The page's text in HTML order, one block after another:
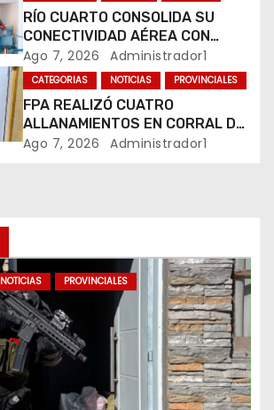
RÍO CUARTO CONSOLIDA SU
CONECTIVIDAD AÉREA CON
CUATRO VUELOS SEMANALES A
BUENOS AIRES
Ago 7, 2026 Administrador1
CATEGORIAS NOTICIAS PROVINCIALES
FPA REALIZÓ CUATRO
ALLANAMIENTOS EN CORRAL DE
BUSTOS-IFFLINGER
Ago 7, 2026 Administrador1
NOTICIAS PROVINCIALES